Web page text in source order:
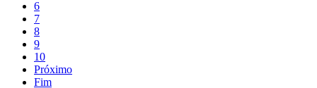
6
7
8
9
10
Próximo
Fim